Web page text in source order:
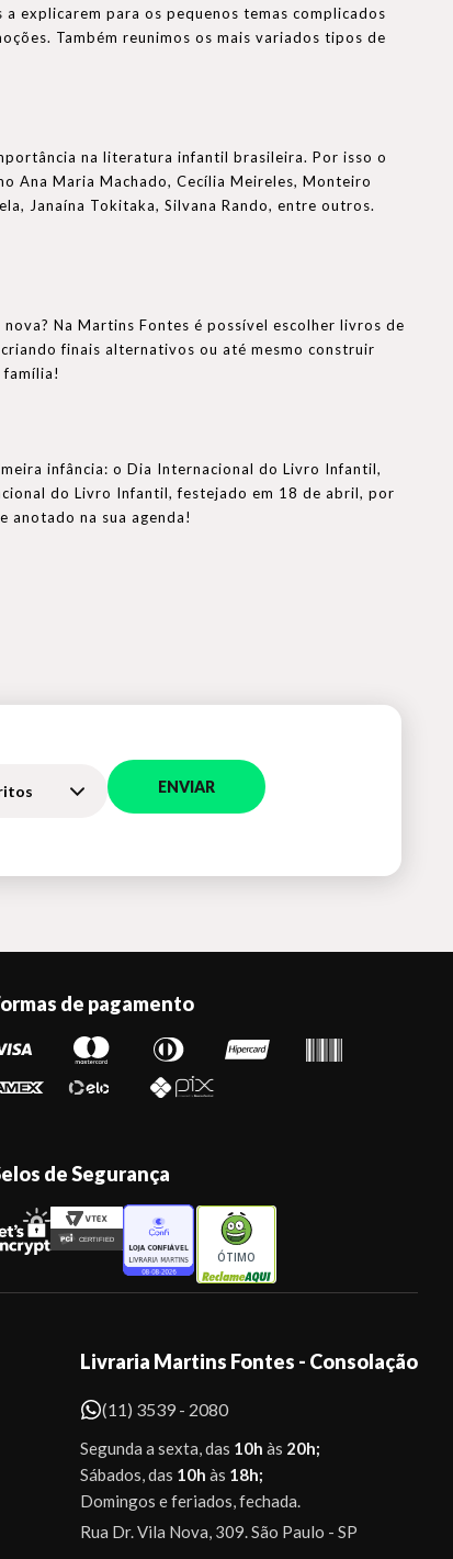
explicarem para os pequenos temas complicados
Também reunimos os mais variados tipos de
na literatura infantil brasileira. Por isso o
Ana Maria Machado, Cecília Meireles, Monteiro
Janaína Tokitaka, Silvana Rando, entre outros.
Na Martins Fontes é possível escolher livros de
finais alternativos ou até mesmo construir
família!
infância: o Dia Internacional do Livro Infantil,
do Livro Infantil, festejado em 18 de abril, por
anotado na sua agenda!
ENVIAR
de pagamento
de Segurança
ÓTIMO
Livraria Martins Fontes - Consolação
(11) 3539 - 2080
Segunda a sexta, das 10h às 20h;
Sábados, das 10h às 18h;
Domingos e feriados, fechada.
Rua Dr. Vila Nova, 309. São Paulo - SP